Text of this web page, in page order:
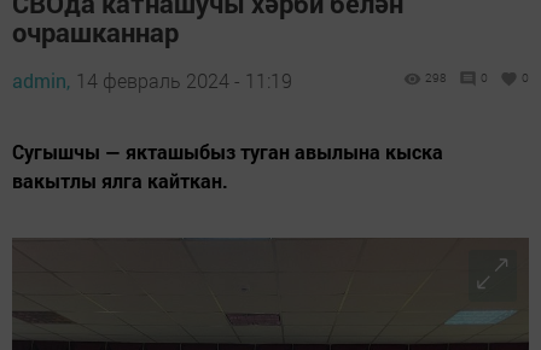
очрашканнар
admin, 14 февраль 2024 - 11:19 298 0 0
Сугышчы — якташыбыз туган авылына кыска
вакытлы ялга кайткан.